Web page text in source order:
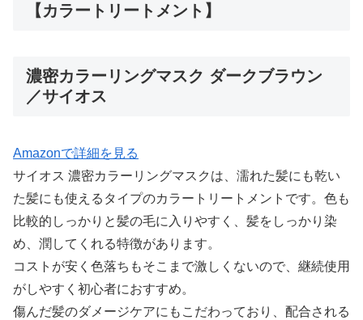
【カラートリートメント】
濃密カラーリングマスク ダークブラウン
／サイオス
Amazonで詳細を見る
サイオス 濃密カラーリングマスクは、濡れた髪にも乾い
た髪にも使えるタイプのカラートリートメントです。色も
比較的しっかりと髪の毛に入りやすく、髪をしっかり染
め、潤してくれる特徴があります。
コストが安く色落ちもそこまで激しくないので、継続使用
がしやすく初心者におすすめ。
傷んだ髪のダメージケアにもこだわっており、配合される